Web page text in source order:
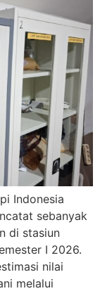
Indonesia
sebanyak
di stasiun
I 2026.
nilai
melalui